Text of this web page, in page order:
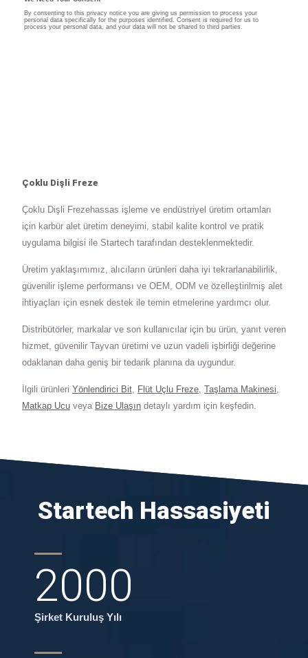
Çoklu Dişli Freze
Çoklu Dişli Frezehassas işleme ve endüstriyel üretim ortamları
için karbür alet üretim deneyimi, stabil kalite kontrol ve pratik
uygulama bilgisi ile Startech tarafından desteklenmektedir.
Üretim yaklaşımımız, alıcıların ürünleri daha iyi tekrarlanabilirlik,
güvenilir işleme performansı ve OEM, ODM ve özelleştirilmiş alet
ihtiyaçları için esnek destek ile temin etmelerine yardımcı olur.
Distribütörler, markalar ve son kullanıcılar için bu ürün, yanıt veren
hizmet, güvenilir Tayvan üretimi ve uzun vadeli işbirliği değerine
odaklanan daha geniş bir tedarik planına da uygundur.
İlgili ürünleri Yönlendirici Bit, Flüt Uçlu Freze, Taşlama Makinesi,
Matkap Ucu veya Bize Ulaşın detaylı yardım için keşfedin.
Startech Hassasiyeti
2000
Şirket Kuruluş Yılı